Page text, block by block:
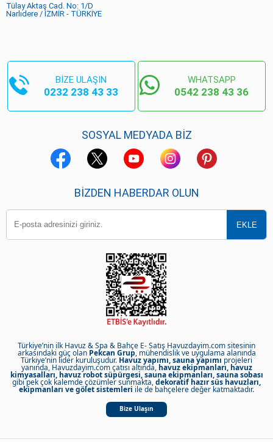
Tülay Aktaş Cad. No: 1/D
Narlıdere / İZMİR - TÜRKİYE
BİZE ULAŞIN
0232 238 43 33
WHATSAPP
0542 238 43 36
SOSYAL MEDYADA BİZ
BIZDEN HABERDAR OLUN
Türkiye’nin ilk Havuz & Spa & Bahçe E- Satış Havuzdayim.com sitesinin
arkasındaki güç olan Pekcan Grup, mühendislik ve uygulama alanında
Türkiye’nin lider kuruluşudur. Havuz yapımı, sauna yapımı projeleri
yanında, Havuzdayim.com çatısı altında, havuz ekipmanları, havuz
kimyasalları, havuz robot süpürgesi, sauna ekipmanları, sauna sobası
gibi pek çok kalemde çözümler sunmakta,dekoratif hazır süs havuzları,
ekipmanları ve gölet sistemleri ile de bahçelere değer katmaktadır.
Bize Ulaşın